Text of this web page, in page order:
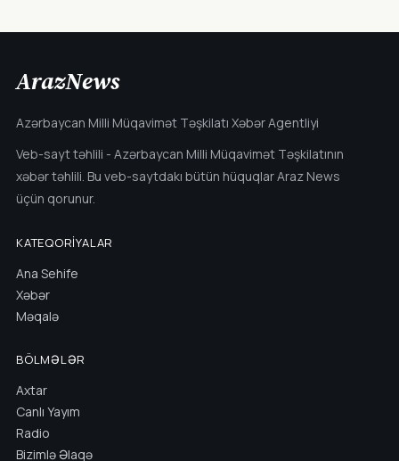
ArazNews
Azərbaycan Milli Müqavimət Təşkilatı Xəbər Agentliyi
Veb-sayt təhlili - Azərbaycan Milli Müqavimət Təşkilatının
xəbər təhlili. Bu veb-saytdakı bütün hüquqlar Araz News
üçün qorunur.
KATEQORIYALAR
Ana Sehife
Xəbər
Məqalə
BÖLMƏLƏR
Axtar
Canlı Yayım
Radio
Bizimlə Əlaqə